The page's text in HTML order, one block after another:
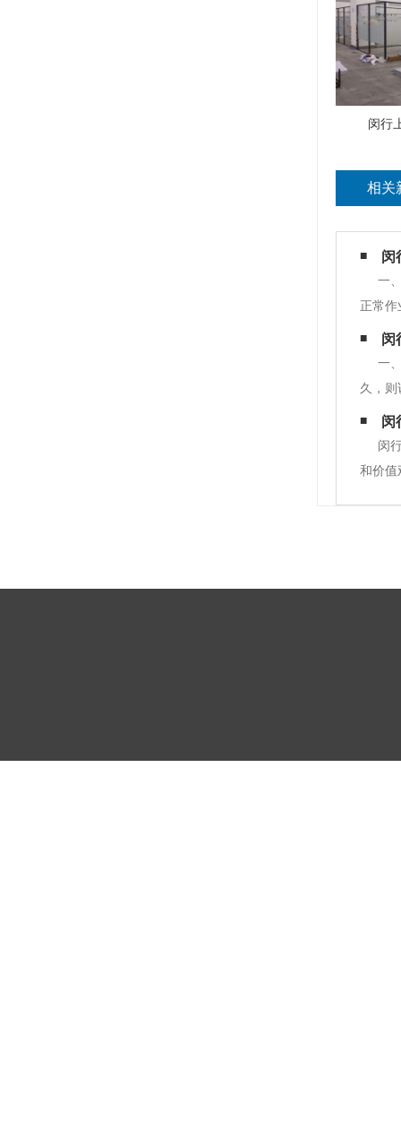
闵行
相关
闵
一
正常
多要
闵
一
久，
房装
计。
闵
闵
和价值